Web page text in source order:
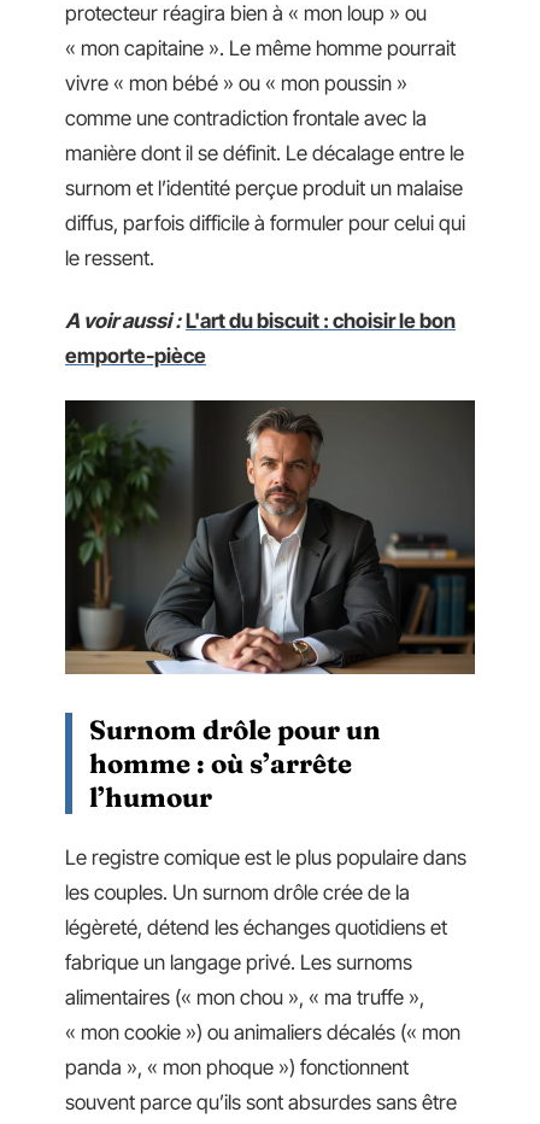
protecteur réagira bien à « mon loup » ou
« mon capitaine ». Le même homme pourrait
vivre « mon bébé » ou « mon poussin »
comme une contradiction frontale avec la
manière dont il se définit. Le décalage entre le
surnom et l’identité perçue produit un malaise
diffus, parfois difficile à formuler pour celui qui
le ressent.
A voir aussi : L'art du biscuit : choisir le bon
emporte-pièce
Surnom drôle pour un
homme : où s’arrête
l’humour
Le registre comique est le plus populaire dans
les couples. Un surnom drôle crée de la
légèreté, détend les échanges quotidiens et
fabrique un langage privé. Les surnoms
alimentaires (« mon chou », « ma truffe »,
« mon cookie ») ou animaliers décalés (« mon
panda », « mon phoque ») fonctionnent
souvent parce qu’ils sont absurdes sans être